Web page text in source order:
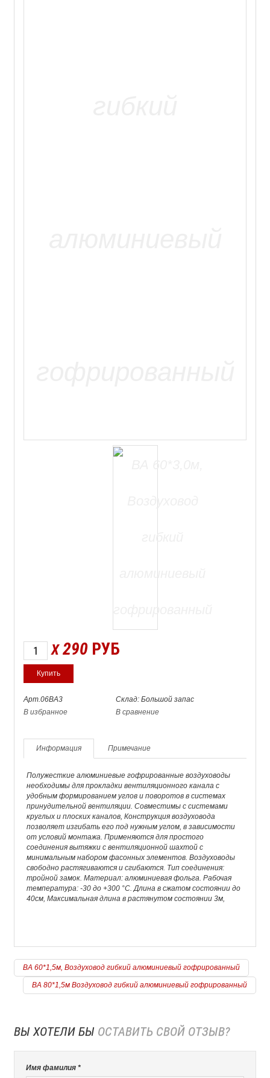
X 290 РУБ
Арт.06ВА3
Склад: Большой запас
В избранное
В сравнение
Информация Примечание
Полужесткие алюминиевые гофрированные воздуховоды
необходимы для прокладки вентиляционного канала с
удобным формированием углов и поворотов в системах
принудительной вентиляции. Совместимы с системами
круглых и плоских каналов, Конструкция воздуховода
позволяет изгибать его под нужным углом, в зависимости
от условий монтажа. Применяются для простого
соединения вытяжки с вентиляционной шахтой с
минимальным набором фасонных элементов. Воздуховоды
свободно растягиваются и сгибаются. Тип соединения:
тройной замок. Материал: алюминиевая фольга. Рабочая
температура: -30 до +300 °С. Длина в сжатом состоянии до
40см, Максимальная длина в растянутом состоянии 3м,
ВА 60*1,5м, Воздуховод гибкий алюминиевый гофрированный
ВА 80*1,5м Воздуховод гибкий алюминиевый гофрированный
ВЫ ХОТЕЛИ БЫ ОСТАВИТЬ СВОЙ ОТЗЫВ?
Имя фамилия *